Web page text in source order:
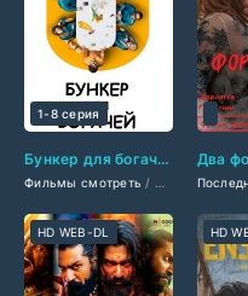
Бункер для богачей (2025)
Фильмы смотреть / Сериалы 2025
1-8 серия
HD WEB-DL HD